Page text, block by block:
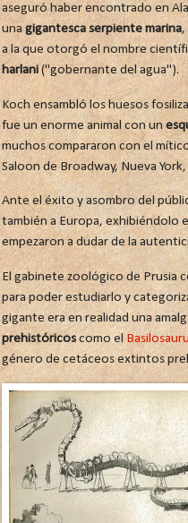
aseguró haber encontrado en
unagigantesca serpiente marina,
a la que otorgó el nombre
harlani("gobernante del agua").
Koch ensambló los huesos
fue un enorme animal con un
muchos compararon con el
Saloon de Broadway, Nueva
Ante el éxito y asombro del
también a Europa, exhibiéndolo
empezaron a dudar de la
El gabinete zoológico de Prusia
para poder estudiarlo y
gigante era en realidad una
prehistóricoscomo el
género de cetáceos extintos